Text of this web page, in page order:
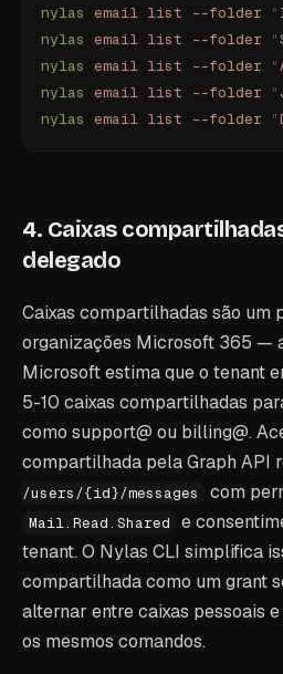
nylas email list --folder "
nylas email list --folder "
nylas email list --folder "
nylas email list --folder "
nylas email list --folder "
4. Caixas
delegado
Caixas compartilhadas são um
organizações Microsoft 365 —
Microsoft estima que o tenant
5-10 caixas compartilhadas
como support@ ou billing@.
compartilhada pela Graph API
/users/{id}/messages com
Mail.Read.Shared
e
tenant. O Nylas CLI simplifica
compartilhada como um grant
alternar entre caixas pessoais
os mesmos comandos.